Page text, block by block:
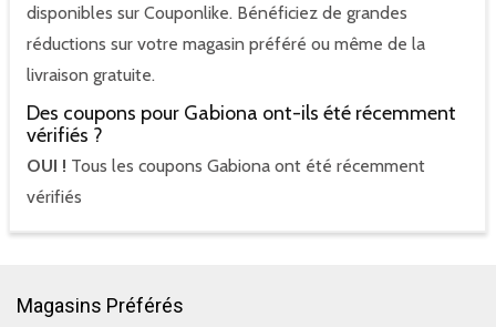
disponibles sur Couponlike. Bénéficiez de grandes
réductions sur votre magasin préféré ou même de la
livraison gratuite.
Des coupons pour Gabiona ont-ils été récemment
vérifiés ?
OUI ! Tous les coupons Gabiona ont été récemment
vérifiés
Magasins Préférés